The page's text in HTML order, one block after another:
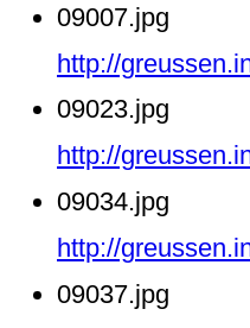
09007.jpg
http://
09023.jpg
http://
09034.jpg
http://
09037.jpg